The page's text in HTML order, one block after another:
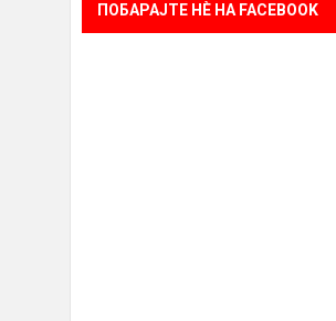
ПОБАРАЈТЕ НÈ НА FACEBOOK